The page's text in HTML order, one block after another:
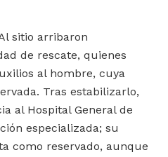
sitio arribaron
de rescate, quienes
al hombre, cuya
Tras estabilizarlo,
al Hospital General de
especializada; su
como reservado, aunque